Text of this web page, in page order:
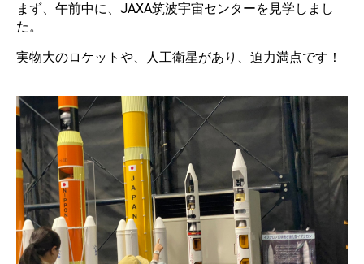
まず、午前中に、JAXA筑波宇宙センターを見学しまし
た。
実物大のロケットや、人工衛星があり、迫力満点です！